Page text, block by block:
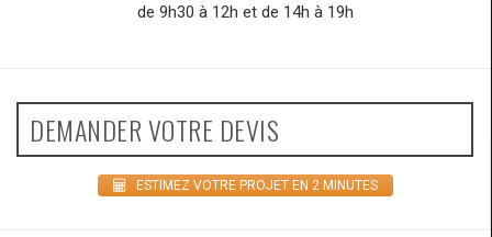
de 9h30 à 12h et de 14h à 19h
DEMANDER VOTRE DEVIS
ESTIMEZ VOTRE PROJET EN 2 MINUTES